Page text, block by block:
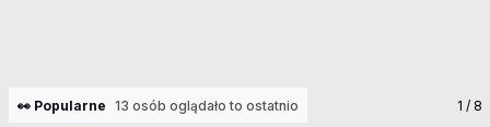
👀 Popularne 13 osób oglądało to ostatnio 1 / 8